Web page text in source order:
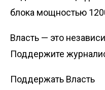
блока мощностью
Власть — это
Поддержите
Поддержать Власть